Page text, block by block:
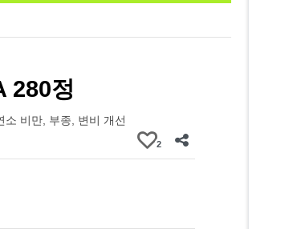
280정
소 비만, 부종, 변비 개선
2